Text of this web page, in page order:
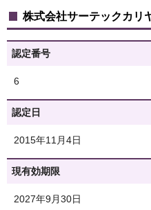
株式会社サーテックカ
認定番号
6
認定日
2015年11月4日
現有効期限
2027年9月30日